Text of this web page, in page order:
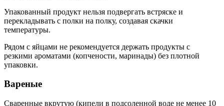
Упакованный продукт нельзя подвергать встряске и
перекладывать с полки на полку, создавая скачки
температуры.
Рядом с яйцами не рекомендуется держать продукты с
резкими ароматами (копчености, маринады) без плотной
упаковки.
Вареные
Сваренные вкрутую (кипели в подсоленной воде не менее 10